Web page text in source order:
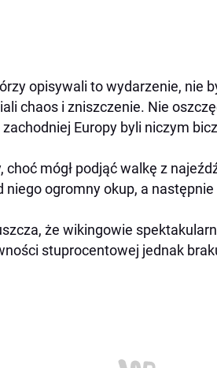
opisywali to wydarzenie, nie
chaos i zniszczenie. Nie
Europy byli niczym
choć mógł podjąć walkę z
ogromny okup, a
że wikingowie
stuprocentowej jednak